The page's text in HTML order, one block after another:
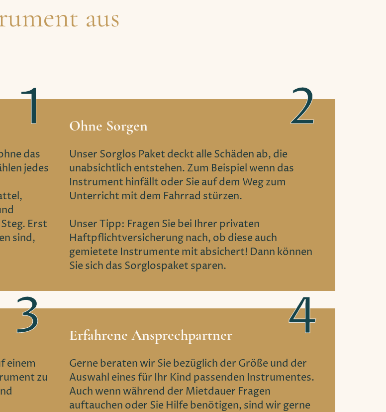
aus
das
jedes
Erst
sind,
Ohne Sorgen
Unser Sorglos Paket deckt alle Schäden ab, die
unabsichtlich entstehen. Zum Beispiel wenn das
Instrument hinfällt oder Sie auf dem Weg zum
Unterricht mit dem Fahrrad stürzen.
Unser Tipp: Fragen Sie bei Ihrer privaten
Haftpflichtversicherung nach, ob diese auch
gemietete Instrumente mit absichert! Dann können
Sie sich das Sorglospaket sparen.
einem
zu
Erfahrene Ansprechpartner
Gerne beraten wir Sie bezüglich der Größe und der
Auswahl eines für Ihr Kind passenden Instrumentes.
Auch wenn während der Mietdauer Fragen
auftauchen oder Sie Hilfe benötigen, sind wir gerne